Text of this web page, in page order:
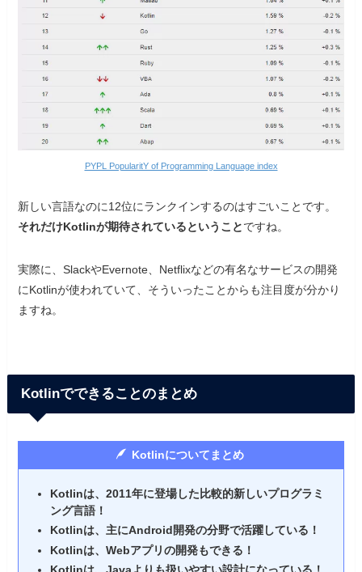
PYPL PopularitY of Programming Language index
新しい言語なのに12位にランクインするのはすごいことです。
それだけKotlinが期待されているということですね。
実際に、SlackやEvernote、Netflixなどの有名なサービスの開発
にKotlinが使われていて、そういったことからも注目度が分かり
ますね。
Kotlinでできることのまとめ
Kotlinについてまとめ
Kotlinは、2011年に登場した比較的新しいプログラミ
ング言語！
Kotlinは、 主にAndroid開発の分野で活躍している！
Kotlinは、Webアプリの開発もできる！